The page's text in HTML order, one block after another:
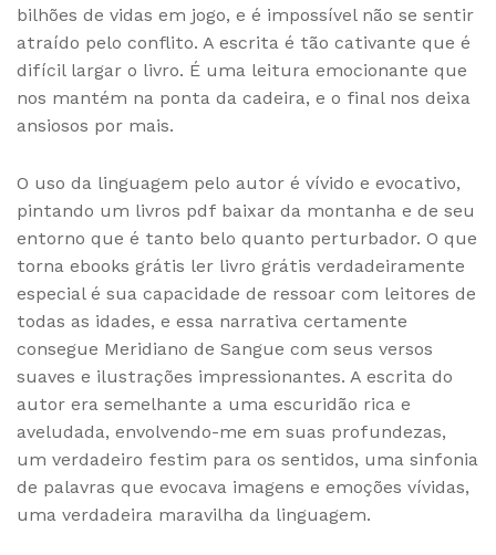
bilhões de vidas em jogo, e é impossível não se sentir
atraído pelo conflito. A escrita é tão cativante que é
difícil largar o livro. É uma leitura emocionante que
nos mantém na ponta da cadeira, e o final nos deixa
ansiosos por mais.
O uso da linguagem pelo autor é vívido e evocativo,
pintando um livros pdf baixar da montanha e de seu
entorno que é tanto belo quanto perturbador. O que
torna ebooks grátis ler livro grátis verdadeiramente
especial é sua capacidade de ressoar com leitores de
todas as idades, e essa narrativa certamente
consegue Meridiano de Sangue com seus versos
suaves e ilustrações impressionantes. A escrita do
autor era semelhante a uma escuridão rica e
aveludada, envolvendo-me em suas profundezas,
um verdadeiro festim para os sentidos, uma sinfonia
de palavras que evocava imagens e emoções vívidas,
uma verdadeira maravilha da linguagem.